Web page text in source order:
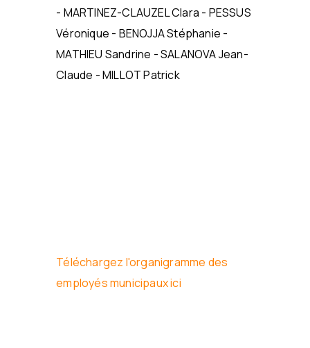
- MARTINEZ-CLAUZEL Clara - PESSUS
Véronique - BENOJJA Stéphanie -
MATHIEU Sandrine - SALANOVA Jean-
Claude - MILLOT Patrick
Téléchargez l'organigramme des
employés municipaux ici